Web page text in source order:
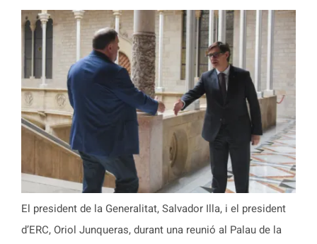
El president de la Generalitat, Salvador Illa, i el president
d’ERC, Oriol Junqueras, durant una reunió al Palau de la